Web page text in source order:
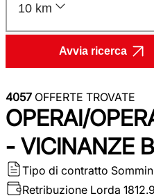
10 km
Avvia ricerca
4057 OFFERTE TROVATE
OPERAI/
- VICINANZE
Tipo di contratto
Retribuzione Lorda